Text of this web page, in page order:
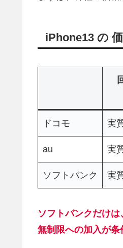
iPhone13 の
ドコモ 実
au 実
ソフトバンク 実
ソフトバンクだけは
無制限への加入が条